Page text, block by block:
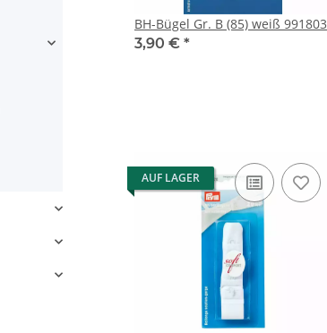
BH-Bügel Gr. B (85) weiß 991803
3,90 € *
AUF LAGER